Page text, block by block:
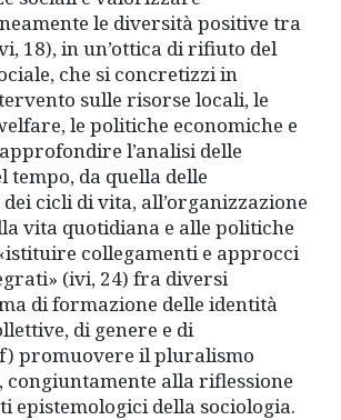
le diversità positive tra
18), in un’ottica di rifiuto del
che si concretizzi in
sulle risorse locali, le
le politiche economiche e
l’analisi delle
tempo, da quella delle
cicli di vita, all’organizzazione
vita quotidiana e alle politiche
collegamenti e approcci
(ivi, 24) fra diversi
di formazione delle identità
di genere e di
promuovere il pluralismo
congiuntamente alla riflessione
epistemologici della sociologia.